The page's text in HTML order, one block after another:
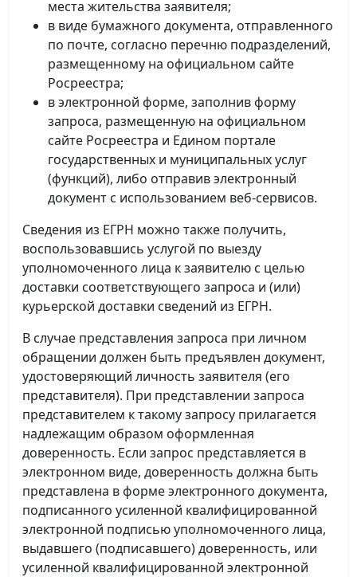
места жительства заявителя;
в виде бумажного документа, отправленного
по почте, согласно перечню подразделений,
размещенному на официальном сайте
Росреестра;
в электронной форме, заполнив форму
запроса, размещенную на официальном
сайте Росреестра и Едином портале
государственных и муниципальных услуг
(функций), либо отправив электронный
документ с использованием веб-сервисов.
Сведения из ЕГРН можно также получить,
воспользовавшись услугой по выезду
уполномоченного лица к заявителю с целью
доставки соответствующего запроса и (или)
курьерской доставки сведений из ЕГРН.
В случае представления запроса при личном
обращении должен быть предъявлен документ,
удостоверяющий личность заявителя (его
представителя). При представлении запроса
представителем к такому запросу прилагается
надлежащим образом оформленная
доверенность. Если запрос представляется в
электронном виде, доверенность должна быть
представлена в форме электронного документа,
подписанного усиленной квалифицированной
электронной подписью уполномоченного лица,
выдавшего (подписавшего) доверенность, или
усиленной квалифицированной электронной